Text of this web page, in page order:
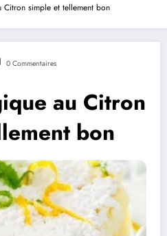
Citron simple et tellement bon
0 Commentaires
au Citron
bon